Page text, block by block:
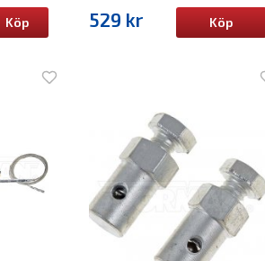
Köp 529 kr Köp